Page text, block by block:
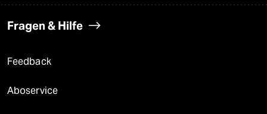
Fragen & Hilfe
Feedback
Aboservice